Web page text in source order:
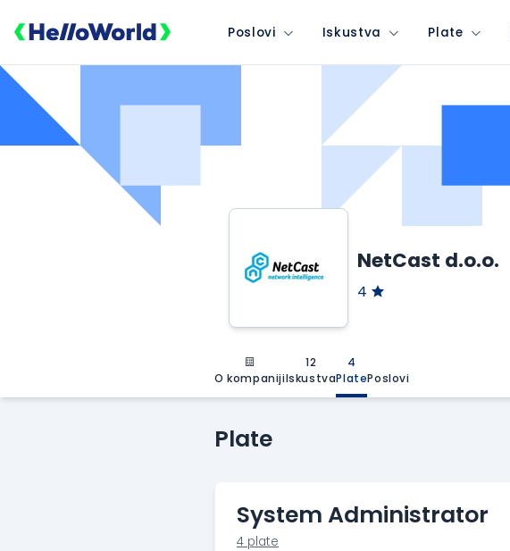
Poslovi Iskustva Plate
NetCast d.o.o.
4
O kompaniji
12
Iskustva
4
PlatePoslovi
Plate
System Administrator
4 plate